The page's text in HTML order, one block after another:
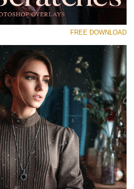
Film Scratches
(30 Overlays)
Bokeh Collection (650 Overlays)
Large 6000*4000px
Entire Collection
(1783 Overlays)
Large 6000*4000px
تنزيل مجاني
FREE DOWNLOAD